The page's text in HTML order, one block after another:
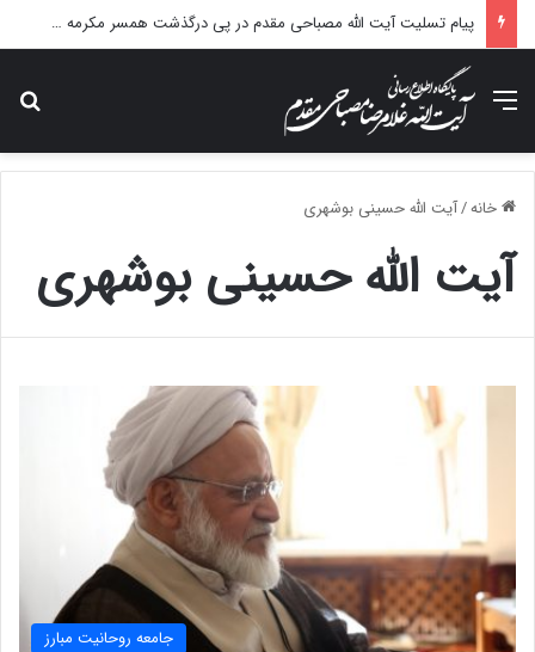
پیام تسلیت آیت الله مصباحی مقدم در پی درگذشت همسر مکرمه حضرت آیت‌الله العظمی سیستانی.
منو
خانه/آیت الله حسینی بوشهری
آیت الله حسینی بوشهری
جامعه روحانیت مبارز